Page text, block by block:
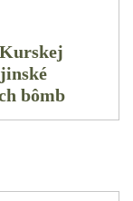
bômb